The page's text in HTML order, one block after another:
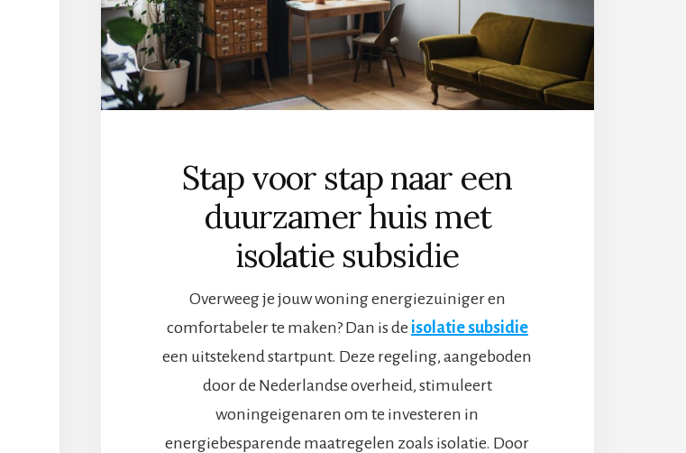
Stap voor stap naar een
duurzamer huis met
isolatie subsidie
Overweeg je jouw woning energiezuiniger en
comfortabeler te maken? Dan is de isolatie subsidie
een uitstekend startpunt. Deze regeling, aangeboden
door de Nederlandse overheid, stimuleert
woningeigenaren om te investeren in
energiebesparende maatregelen zoals isolatie. Door